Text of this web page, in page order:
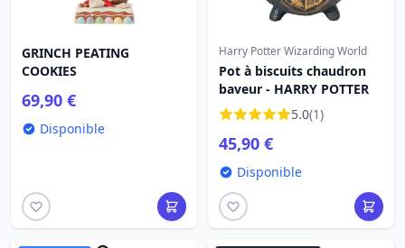
GRINCH PEATING
COOKIES
69,90 €
Disponible
Harry Potter Wizarding World
Pot à biscuits chaudron
baveur - HARRY POTTER
5.0(1)
45,90 €
Disponible